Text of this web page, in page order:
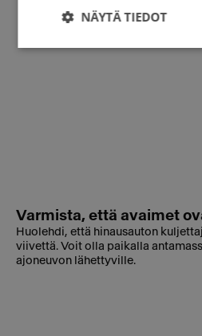
Varmista, että avaimet
Huolehdi, että hinausauton
viivettä. Voit olla paikalla
ajoneuvon lähettyville.
NÄYTÄ TIEDOT